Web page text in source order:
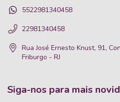
5522981340458
22981340458
Rua José Ernesto Knust, 91,
Friburgo - RJ
Siga-nos para mais